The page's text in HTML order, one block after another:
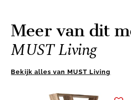
Meer van dit
MUST Living
Bekijk alles van MUST Living